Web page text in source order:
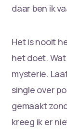
daar ben ik
Het is nooit
het doet.
mysterie.
single over
gemaakt
kreeg ik er